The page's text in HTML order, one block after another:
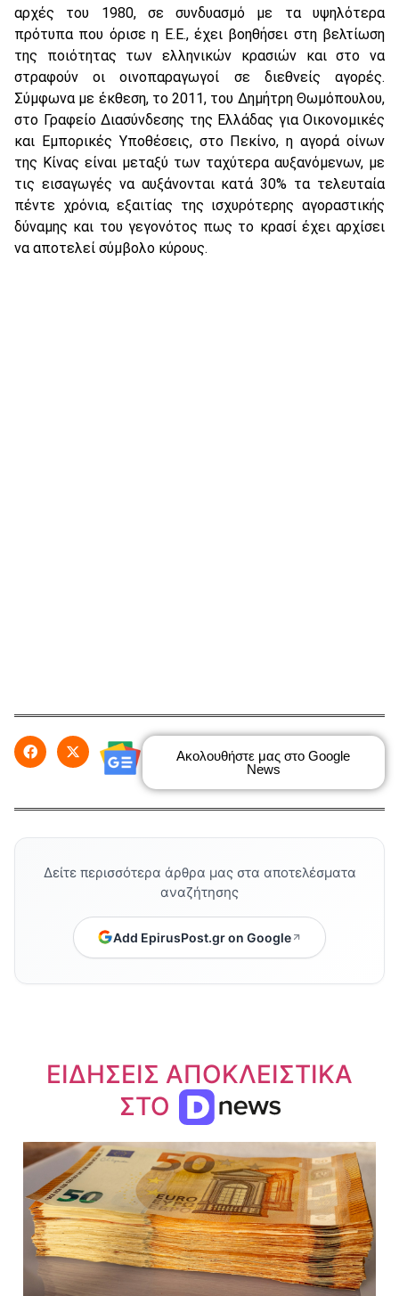
αρχές του 1980, σε συνδυασμό με τα υψηλότερα
πρότυπα που όρισε η E.E., έχει βοηθήσει στη βελτίωση
της ποιότητας των ελληνικών κρασιών και στο να
στραφούν οι οινοπαραγωγοί σε διεθνείς αγορές.
Σύμφωνα με έκθεση, το 2011, του Δημήτρη Θωμόπουλου,
στο Γραφείο Διασύνδεσης της Eλλάδας για Oικονομικές
και Eμπορικές Yποθέσεις, στο Πεκίνο, η αγορά οίνων
της Kίνας είναι μεταξύ των ταχύτερα αυξανόμενων, με
τις εισαγωγές να αυξάνονται κατά 30% τα τελευταία
πέντε χρόνια, εξαιτίας της ισχυρότερης αγοραστικής
δύναμης και του γεγονότος πως το κρασί έχει αρχίσει
να αποτελεί σύμβολο κύρους.
Ακολουθήστε μας στο Google
News
Δείτε περισσότερα άρθρα μας στα αποτελέσματα
αναζήτησης
Add EpirusPost.gr on Google
ΕΙΔΗΣΕΙΣ ΑΠΟΚΛΕΙΣΤΙΚΑ
ΣΤΟ